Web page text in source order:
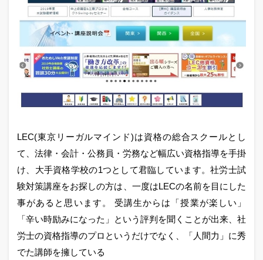
LEC(東京リーガルマインド)は資格の総合スクールとし
て、法律・会計・公務員・労務など幅広い資格指導を手掛
け、大手資格学校の1つとして君臨しています。社労士試
験対策講座をお探しの方は、一度はLECの名前を目にした
事があると思います。 受講生からは「授業が楽しい」
「辛い時励みになった」という評判を聞くことが出来、社
労士の資格指導のプロというだけでなく、「人間力」に秀
でた講師を擁している